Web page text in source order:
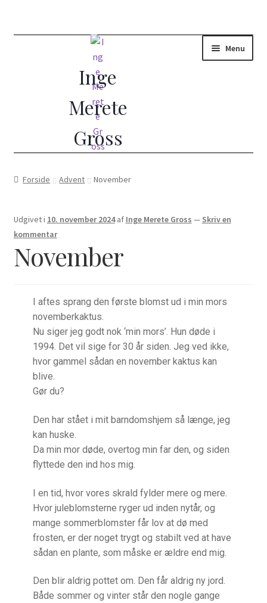
Menu
Åndelig vejleder?
Bøger, radio og TV
Hvordan har du det?
For præster o.a.
Hvad længes du efter?
Kalender
Pilgrimsbreve
Qui Gong som kristen Bøn
Forside Advent November
Udgivet i 10. november 2024 af Inge Merete Gross — Skriv en
kommentar
November
I aftes sprang den første blomst ud i min mors
novemberkaktus.
Nu siger jeg godt nok ‘min mors’. Hun døde i
1994. Det vil sige for 30 år siden. Jeg ved ikke,
hvor gammel sådan en november kaktus kan
blive.
Gør du?
Den har stået i mit barndomshjem så længe, jeg
kan huske.
Da min mor døde, overtog min far den, og siden
flyttede den ind hos mig.
I en tid, hvor vores skrald fylder mere og mere.
Hvor juleblomsterne ryger ud inden nytår, og
mange sommerblomster får lov at dø med
frosten, er der noget trygt og stabilt ved at have
sådan en plante, som måske er ældre end mig.
Den blir aldrig pottet om. Den får aldrig ny jord.
Både sommer og vinter står den nogle gange